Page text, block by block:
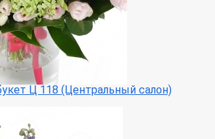
Ц 118 (Центральный салон)